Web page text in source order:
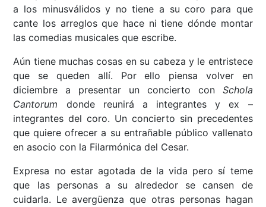
a los minusválidos y no tiene a su coro para que
cante los arreglos que hace ni tiene dónde montar
las comedias musicales que escribe.
Aún tiene muchas cosas en su cabeza y le entristece
que se queden allí. Por ello piensa volver en
diciembre a presentar un concierto con Schola
Cantorum donde reunirá a integrantes y ex –
integrantes del coro. Un concierto sin precedentes
que quiere ofrecer a su entrañable público vallenato
en asocio con la Filarmónica del Cesar.
Expresa no estar agotada de la vida pero sí teme
que las personas a su alrededor se cansen de
cuidarla. Le avergüenza que otras personas hagan